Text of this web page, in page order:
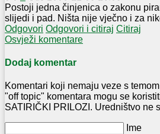
Postoji jedna činjenica o zakonu
slijedi i pad. Ništa nije vječno i za
Odgovori Odgovori i citiraj Citiraj
Osvježi komentare
Dodaj komentar
Komentari koji nemaju veze s
"off topic" komentara mogu se
SATIRIČKI PRILOZI. Uredništvo ne
Ime